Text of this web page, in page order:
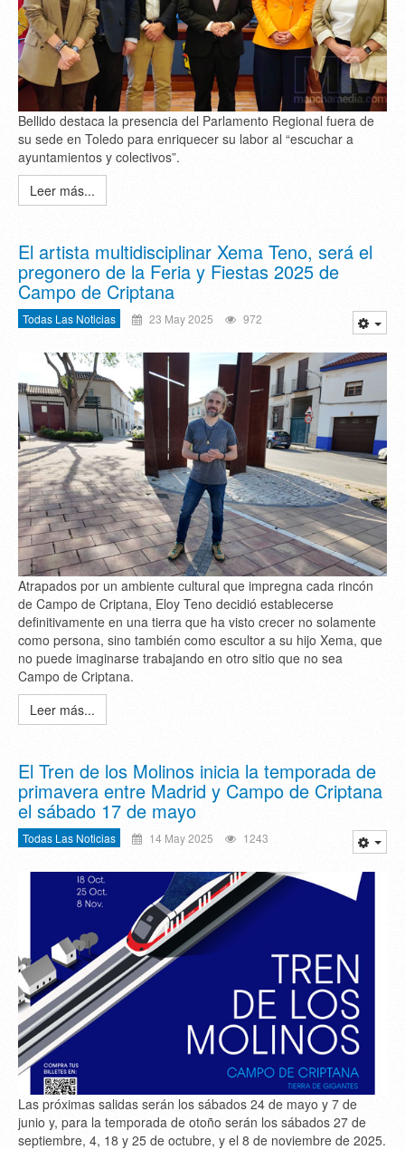
Bellido destaca la presencia del Parlamento Regional fuera de
su sede en Toledo para enriquecer su labor al “escuchar a
ayuntamientos y colectivos”.
Leer más...
El artista multidisciplinar Xema Teno, será el
pregonero de la Feria y Fiestas 2025 de
Campo de Criptana
Todas Las Noticias 23 May 2025 972
Atrapados por un ambiente cultural que impregna cada rincón
de Campo de Criptana, Eloy Teno decidió establecerse
definitivamente en una tierra que ha visto crecer no solamente
como persona, sino también como escultor a su hijo Xema, que
no puede imaginarse trabajando en otro sitio que no sea
Campo de Criptana.
Leer más...
El Tren de los Molinos inicia la temporada de
primavera entre Madrid y Campo de Criptana
el sábado 17 de mayo
Todas Las Noticias 14 May 2025 1243
Las próximas salidas serán los sábados 24 de mayo y 7 de
junio y, para la temporada de otoño serán los sábados 27 de
septiembre, 4, 18 y 25 de octubre, y el 8 de noviembre de 2025.